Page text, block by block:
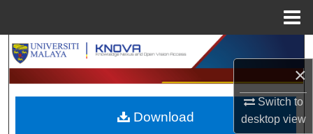
×
Switch to
desktopview
Search
Browse Collections
My Account
Download